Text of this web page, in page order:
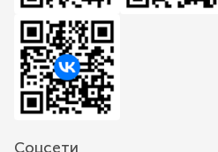
Соцсети